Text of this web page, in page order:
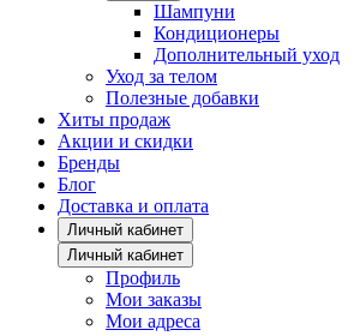
Шампуни
Кондиционеры
Дополнительный уход
Уход за телом
Полезные добавки
Хиты продаж
Акции и скидки
Бренды
Блог
Доставка и оплата
Личный кабинет
Личный кабинет
Профиль
Мои заказы
Мои адреса